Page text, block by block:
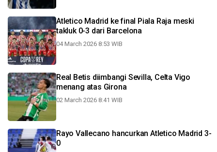
Atletico Madrid ke final Piala Raja meski
takluk 0-3 dari Barcelona
04 March 2026 8:53 WIB
Real Betis diimbangi Sevilla, Celta Vigo
menang atas Girona
02 March 2026 8:41 WIB
Rayo Vallecano hancurkan Atletico Madrid 3-
0